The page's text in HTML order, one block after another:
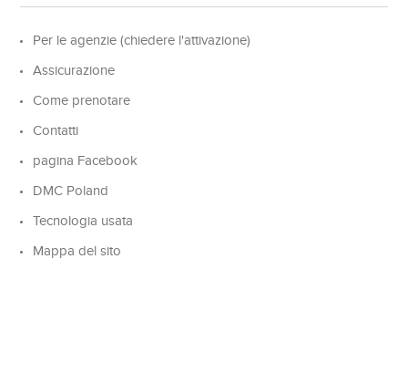
Per le agenzie (chiedere l'attivazione)
Assicurazione
Come prenotare
Contatti
pagina Facebook
DMC Poland
Tecnologia usata
Mappa del sito